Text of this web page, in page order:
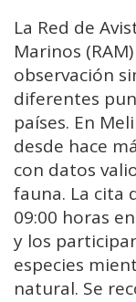
La Red de
Marinos
observación
diferentes
países. En
desde hace
con datos
fauna. La cita
09:00 horas
y los
especies
natural. Se